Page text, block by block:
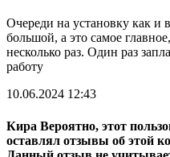
Очереди на установку как и
большой, а это самое
несколько раз. Один раз
работу
10.06.2024 12:43
Кира Вероятно, этот
оставлял отзывы об этой